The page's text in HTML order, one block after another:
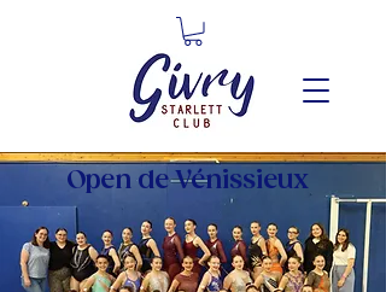
Open de Vénissieux